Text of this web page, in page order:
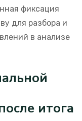
фиксация
для разбора и
в анализе
итога